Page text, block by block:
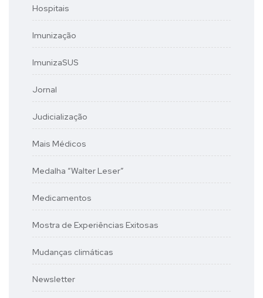
Hospitais
Imunização
ImunizaSUS
Jornal
Judicialização
Mais Médicos
Medalha “Walter Leser”
Medicamentos
Mostra de Experiências Exitosas
Mudanças climáticas
Newsletter